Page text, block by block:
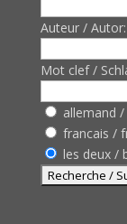
Auteur / Autor:
Mot clef /
allemand
francais /
les deux /